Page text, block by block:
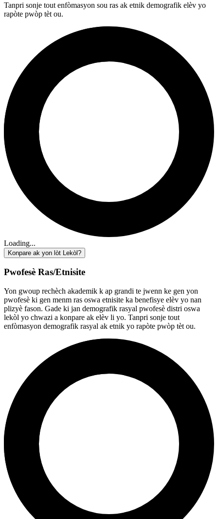
Tanpri sonje tout enfòmasyon sou ras ak etnik demografik elèv yo
rapòte pwòp tèt ou.
Loading...
Konpare ak yon lòt Lekòl?
Pwofesè Ras/Etnisite
Yon gwoup rechèch akademik k ap grandi te jwenn ke gen yon
pwofesè ki gen menm ras oswa etnisite ka benefisye elèv yo nan
plizyè fason. Gade ki jan demografik rasyal pwofesè distri oswa
lekòl yo chwazi a konpare ak elèv li yo. Tanpri sonje tout
enfòmasyon demografik rasyal ak etnik yo rapòte pwòp tèt ou.